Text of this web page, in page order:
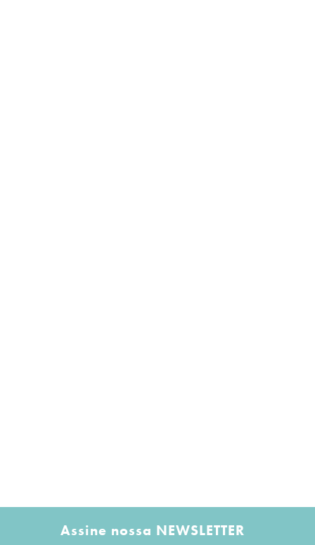
Assine nossa NEWSLETTER